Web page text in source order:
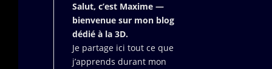
Salut, c’est Maxime —
bienvenue sur mon blog
dédié à la 3D.
Je partage ici tout ce que
j’apprends durant mon